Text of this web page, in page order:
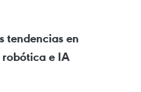
tendencias en
e IA